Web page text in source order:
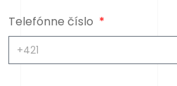
Telefónne číslo